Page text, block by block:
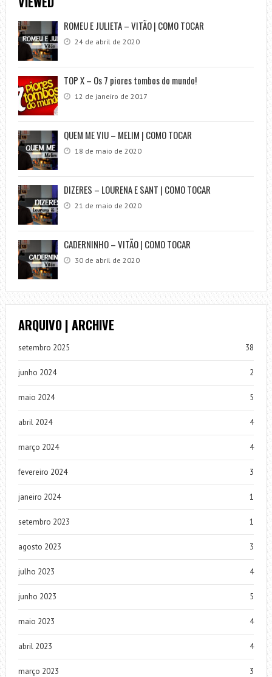
ROMEU E JULIETA – VITÃO | COMO TOCAR
24 de abril de 2020
TOP X – Os 7 piores tombos do mundo!
12 de janeiro de 2017
QUEM ME VIU – MELIM | COMO TOCAR
18 de maio de 2020
DIZERES – LOURENA E SANT | COMO TOCAR
21 de maio de 2020
CADERNINHO – VITÃO | COMO TOCAR
30 de abril de 2020
ARQUIVO | ARCHIVE
setembro 2025 38
junho 2024 2
maio 2024 5
abril 2024 4
março 2024 4
fevereiro 2024 3
janeiro 2024 1
setembro 2023 1
agosto 2023 3
julho 2023 4
junho 2023 5
maio 2023 4
abril 2023 4
março 2023 3